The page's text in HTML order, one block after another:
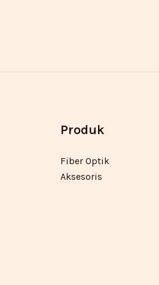
Produk
Fiber Optik
Aksesoris